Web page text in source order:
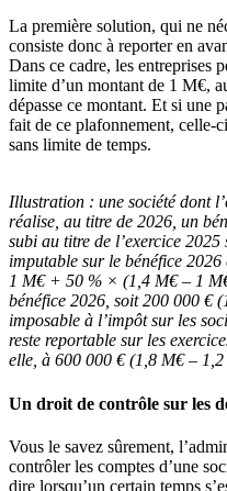
La première solution, qui ne
consiste donc à reporter en
Dans ce cadre, les entreprises
limite d’un montant de 1 M€,
dépasse ce montant. Et si une
fait de ce plafonnement, celle-
sans limite de temps.
Illustration : une société dont
réalise, au titre de 2026, un
subi au titre de l’exercice
imputable sur le bénéfice 2026
1 M€ + 50 % × (1,4 M€ – 1
bénéfice 2026, soit 200 000 €
imposable à l’impôt sur les
reste reportable sur les
elle, à 600 000 € (1,8 M€ –
Un droit de contrôle sur les
Vous le savez sûrement,
contrôler les comptes d’une
dire lorsqu’un certain temps